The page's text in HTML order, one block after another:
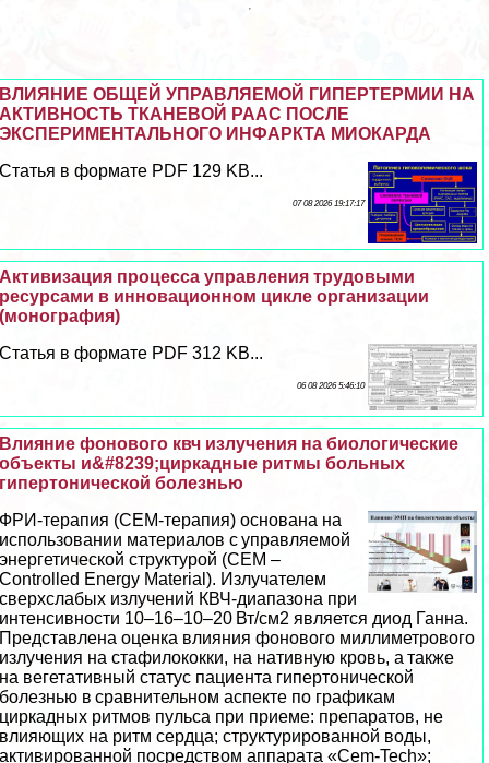
ВЛИЯНИЕ ОБЩЕЙ УПРАВЛЯЕМОЙ ГИПЕРТЕРМИИ НА
АКТИВНОСТЬ ТКАНЕВОЙ РААС ПОСЛЕ
ЭКСПЕРИМЕНТАЛЬНОГО ИНФАРКТА МИОКАРДА
Статья в формате PDF 129 KB...
07 08 2026 19:17:17
Активизация процесса управления трудовыми
ресурсами в инновационном цикле организации
(монография)
Статья в формате PDF 312 KB...
06 08 2026 5:46:10
Влияние фонового квч излучения на биологические
объекты и&#8239;циркадные ритмы больных
гипертонической болезнью
ФРИ-терапия (СЕМ-терапия) основана на
использовании материалов с управляемой
энергетической структурой (CEM –
Controlled Energy Material). Излучателем
сверхслабых излучений КВЧ-диапазона при
интенсивности 10–16–10–20 Вт/см2 является диод Ганна.
Представлена оценка влияния фонового миллиметрового
излучения на стафилококки, на нативную кровь, а также
на вегетативный статус пациента гипертонической
болезнью в сравнительном аспекте по графикам
циркадных ритмов пульса при приеме: препаратов, не
влияющих на ритм сердца; структурированной воды,
активированной посредством аппарата «Cem-Tech»;